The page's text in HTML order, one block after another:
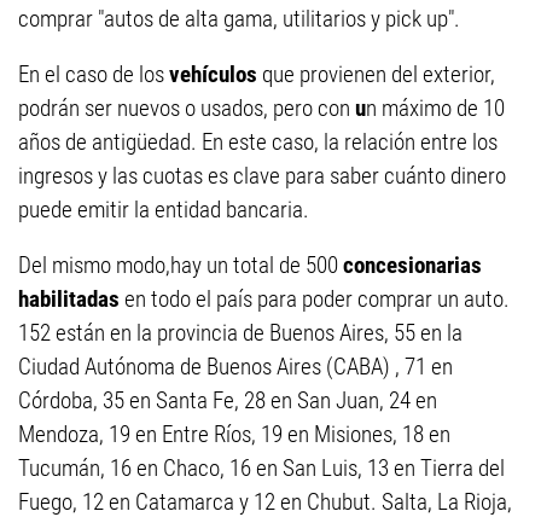
comprar "autos de alta gama, utilitarios y pick up".
En el caso de losvehículos que provienen del exterior,
podrán ser nuevos o usados, pero con un máximo de 10
años de antigüedad. En este caso, la relación entre los
ingresos y las cuotas es clave para saber cuánto dinero
puede emitir la entidad bancaria.
Del mismo modo,hay un total de 500concesionarias
habilitadas en todo el país para poder comprar un auto.
152 están en la provincia de Buenos Aires, 55 en la
Ciudad Autónoma de Buenos Aires (CABA) , 71 en
Córdoba, 35 en Santa Fe, 28 en San Juan, 24 en
Mendoza, 19 en Entre Ríos, 19 en Misiones, 18 en
Tucumán, 16 en Chaco, 16 en San Luis, 13 en Tierra del
Fuego, 12 en Catamarca y 12 en Chubut. Salta, La Rioja,